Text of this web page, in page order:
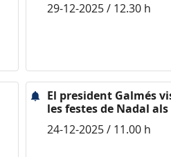
29-12-2025 / 12.30 h
El president Galmés
les festes de Nadal
24-12-2025 / 11.00 h